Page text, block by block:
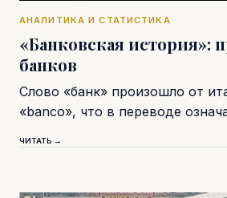
АНАЛИТИКА И СТАТИСТИКА
«Банковская история»:
банков
Слово «банк» произошло от
«banco», что в переводе
ЧИТАТЬ →